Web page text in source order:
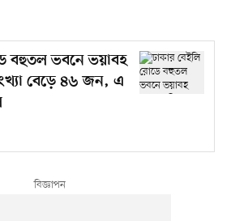
বহুতল ভবনে ভয়াবহ
বেড়ে ৪৬ জন, এ